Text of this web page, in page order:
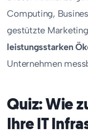
Computing,
gestützte
leistungsstarken
Unternehmen
Quiz: Wie
Ihre IT